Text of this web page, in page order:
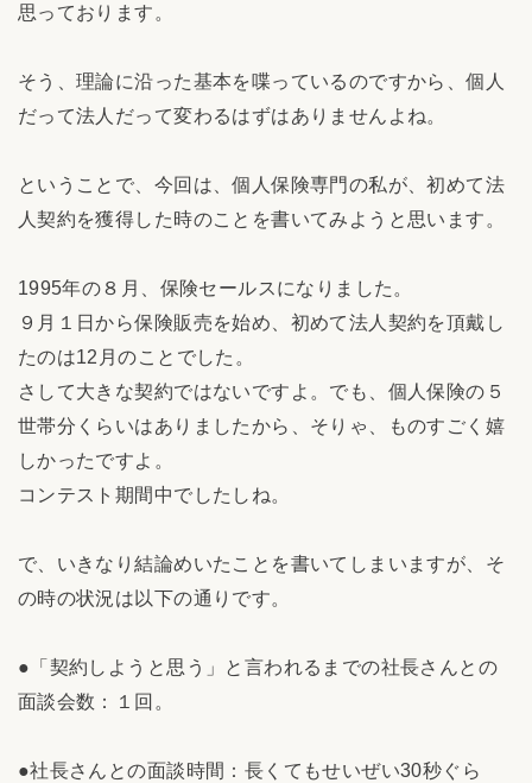
思っております。
そう、理論に沿った基本を喋っているのですから、個人
だって法人だって変わるはずはありませんよね。
ということで、今回は、個人保険専門の私が、初めて法
人契約を獲得した時のことを書いてみようと思います。
1995年の８月、保険セールスになりました。
９月１日から保険販売を始め、初めて法人契約を頂戴し
たのは12月のことでした。
さして大きな契約ではないですよ。でも、個人保険の５
世帯分くらいはありましたから、そりゃ、ものすごく嬉
しかったですよ。
コンテスト期間中でしたしね。
で、いきなり結論めいたことを書いてしまいますが、そ
の時の状況は以下の通りです。
●「契約しようと思う」と言われるまでの社長さんとの
面談会数：１回。
●社長さんとの面談時間：長くてもせいぜい30秒ぐら